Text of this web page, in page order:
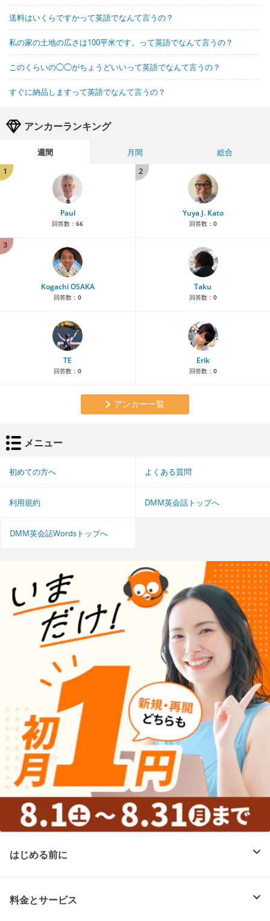
送料はいくらですかって英語でなんて言うの？
私の家の土地の広さは100平米です。って英語でなんて言うの？
このくらいの◯◯がちょうどいいって英語でなんて言うの？
すぐに納品しますって英語でなんて言うの？
アンカーランキング
週間 月間
総合
1
Paul
回答数： 66
2
Yuya J. Kato
回答数： 0
3
Kogachi OSAKA
回答数： 0
Taku
回答数： 0
TE
回答数： 0
Erik
回答数： 0
アンカー一覧
メニュー
初めての方へ よくある質問
利用規約 DMM英会話トップへ
DMM英会話Wordsトップへ
はじめる前に
料金とサービス